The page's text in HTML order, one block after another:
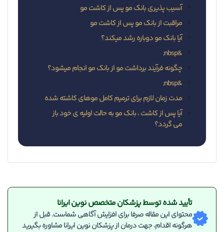
آسیب پذیری بانک مو پس از کاشت مو
مراقبت از بانک مو پس از کاشت مو
آیا بانک مو دوباره رشد میکند؟
&nbsp;
چگونه فرآیند برداشت مو از بانک مو انجام میشود؟
&nbsp;
مدت زمان لازم برای ترمیم کامل موهای کاشته شده
آیا پس از کاشت ، بانک مو به حالت اولیه ی خود باز
می گردد؟
تأیید شده توسط پزشکان متخصص نوین ایرانا
محتوای این مقاله صرفا برای افزایش آگاهی شماست. قبل از
هرگونه اقدام، جهت درمان از پزشکان نوین ایرانا مشاوره بگیرید